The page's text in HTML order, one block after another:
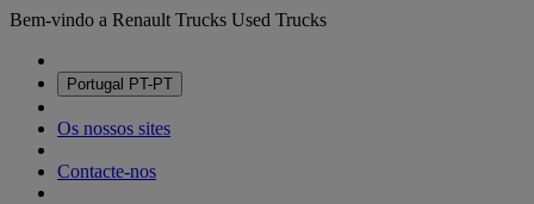
Bem-vindo a Renault Trucks Used Trucks
Portugal PT-PT
Os nossos sites
Contacte-nos